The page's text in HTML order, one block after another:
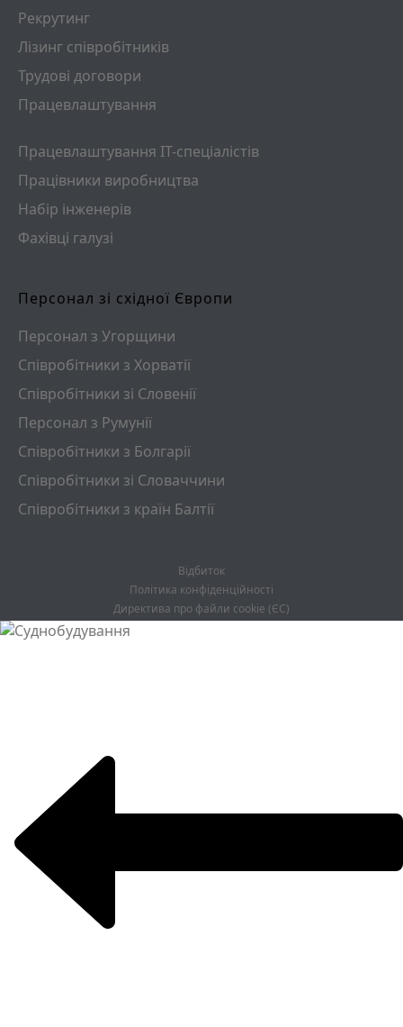
Рекрутинг
Лізинг співробітників
Трудові договори
Працевлаштування
Працевлаштування ІТ-спеціалістів
Працівники виробництва
Набір інженерів
Фахівці галузі
Персонал зі східної Європи
Персонал з Угорщини
Співробітники з Хорватії
Співробітники зі Словенії
Персонал з Румунії
Співробітники з Болгарії
Співробітники зі Словаччини
Співробітники з країн Балтії
Відбиток
Політика конфіденційності
Директива про файли cookie (ЄС)